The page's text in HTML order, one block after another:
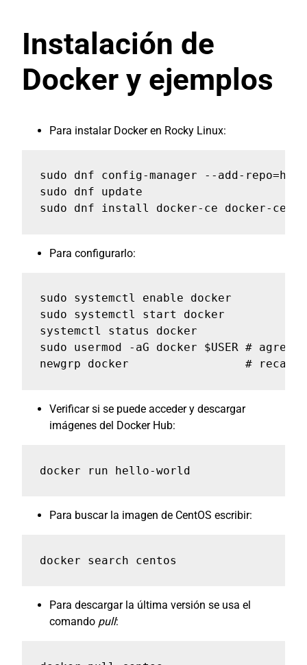
Instalación de
Docker y ejemplos
Para instalar Docker en Rocky Linux:
sudo dnf config-manager --add-
sudo dnf update
sudo dnf install docker-ce docker-ce-
Para configurarlo:
sudo systemctl enable docker
sudo systemctl start docker
systemctl status docker
sudo usermod -aG docker $USER #
newgrp docker                 #
Verificar si se puede acceder y descargar
imágenes del Docker Hub:
docker run hello-world
Para buscar la imagen de CentOS escribir:
docker search centos
Para descargar la última versión se usa el
comando pull: